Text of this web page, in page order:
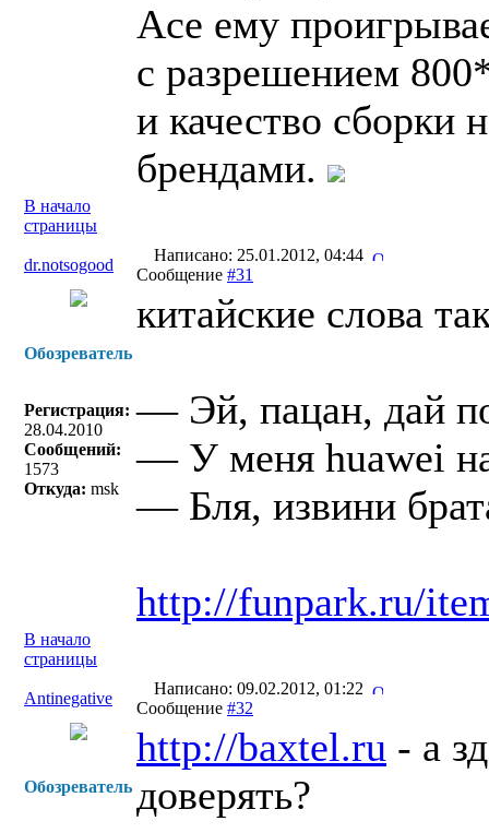
Ace ему
с разрешением
и качество сборки
брендами.
В начало
страницы
dr.notsogood
Написано: 25.01.2012, 04:44
Сообщение #31
Обозреватель
Регистрация:
28.04.2010
Сообщений:
1573
Откуда: msk
китайские слова
— Эй, пацан, дай
— У меня huawei
— Бля, извини
http://funpark.ru/
В начало
страницы
Antinegative
Написано: 09.02.2012, 01:22
Сообщение #32
Обозреватель
http://baxtel.ru - а
доверять?